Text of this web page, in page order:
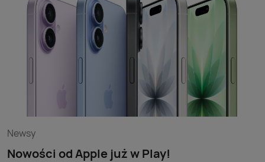
doskonały moment, aby wybrać nowy smartfon lub
wymienić dotychczasowy na nowszy model.
Newsy
Nowości od Apple już w Play!